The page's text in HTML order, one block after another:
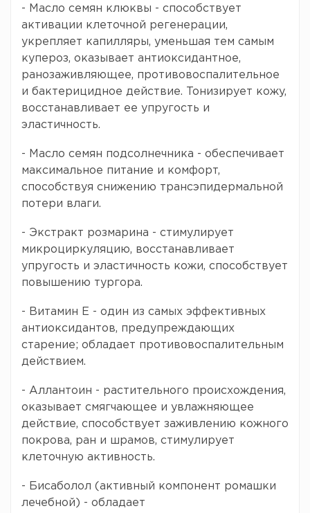
- Масло семян клюквы - способствует
активации клеточной регенерации,
укрепляет капилляры, уменьшая тем самым
купероз, оказывает антиоксидантное,
ранозаживляющее, противовоспалительное
и бактерицидное действие. Тонизирует кожу,
восстанавливает ее упругость и
эластичность.
- Масло семян подсолнечника - обеспечивает
максимальное питание и комфорт,
способствуя снижению трансэпидермальной
потери влаги.
- Экстракт розмарина - стимулирует
микроциркуляцию, восстанавливает
упругость и эластичность кожи, способствует
повышению тургора.
- Витамин Е - один из самых эффективных
антиоксидантов, предупреждающих
старение; обладает противовоспалительным
действием.
- Аллантоин - растительного происхождения,
оказывает смягчающее и увлажняющее
действие, способствует заживлению кожного
покрова, ран и шрамов, стимулирует
клеточную активность.
- Бисаболол (активный компонент ромашки
лечебной) - обладает